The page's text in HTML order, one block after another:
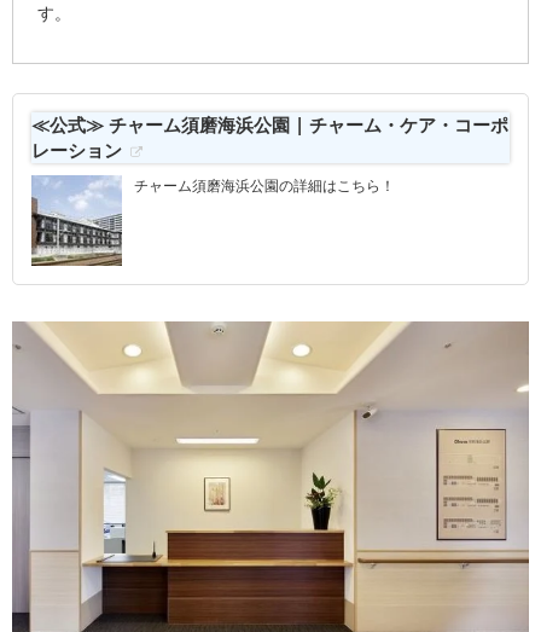
す。
≪公式≫ チャーム須磨海浜公園 | チャーム・ケア・コーポ
レーション
チャーム須磨海浜公園の詳細はこちら！